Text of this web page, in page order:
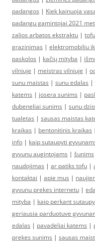
padangos | Kiek kainuoja
padangu gamintojai 2021
zalios arbatos ekstraktu |
grazinimas | elektromobiliu
paskolos | kačių mityba |
vilniuje | meistras vilniuje |
sunu maistas | sunu edalas |
katems | josera sunims |
dubeneliai sunims | sunu
tualetas | sausas maistas
kraikas | bentonitinis kraikas
info | kaip sutaupyti
gyvunu augintojams | šunims
naudojimas | ar patiks tofu |
kontaktai | apie mus |
gyvunu prekes internetu |
mityba | kaip perkant
geriausia parduotuve
edalas | pavadeliai katems |
prekes sunims | sausas